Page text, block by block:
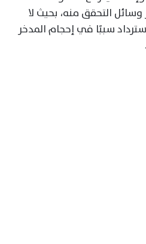
التحقق منه، بحيث لا
سببًا في إحجام المدخر